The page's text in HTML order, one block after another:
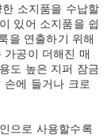
소지품을 수납할
있어 소지품을 쉽
을 연출하기 위해
공이 더해진 매
도 높은 지퍼 잠금
손에 들거나 크로
으로 사용할수록